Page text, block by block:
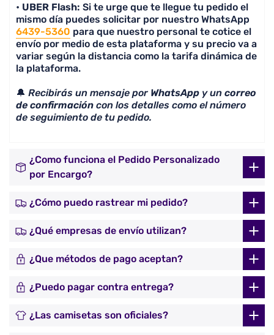
• UBER Flash: Si te urge que te llegue tu pedido el
mismo día puedes solicitar por nuestro WhatsApp
6439-5360 para que nuestro personal te cotice el
envío por medio de esta plataforma y su precio va a
variar según la distancia como la tarifa dinámica de
la plataforma.
🔔 Recibirás un mensaje por WhatsApp y un correo
de confirmación con los detalles como el número
de seguimiento de tu pedido.
¿Como funciona el Pedido Personalizado
por Encargo?
¿Cómo puedo rastrear mi pedido?
¿Qué empresas de envío utilizan?
¿Que métodos de pago aceptan?
¿Puedo pagar contra entrega?
¿Las camisetas son oficiales?